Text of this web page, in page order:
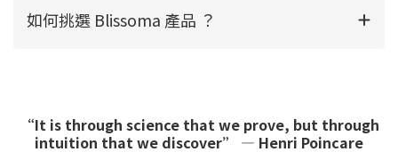
如何挑選 Blissoma 產品 ？
“It is through science that we prove, but through
intuition that we discover” — Henri Poincare